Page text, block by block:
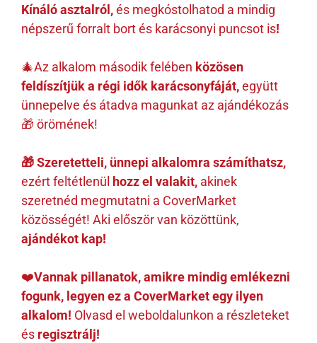
Kínáló asztalról,és megkóstolhatod a mindig
népszerű forralt bort és karácsonyi puncsot is!
🎄Az alkalom második felében közösen
feldíszítjük a régi idők karácsonyfáját,együtt
ünnepelve és átadva magunkat az ajándékozás
🎁 örömének!
🎁 Szeretetteli, ünnepi alkalomra számíthatsz,
ezért feltétlenül hozz el valakit, akinek
szeretnéd megmutatni a CoverMarket
közösségét! Aki először van közöttünk,
ajándékot kap!
❤️Vannak pillanatok, amikre mindig emlékezni
fogunk, legyen ez a CoverMarket egy ilyen
alkalom! Olvasd el weboldalunkon a részleteket
és regisztrálj!